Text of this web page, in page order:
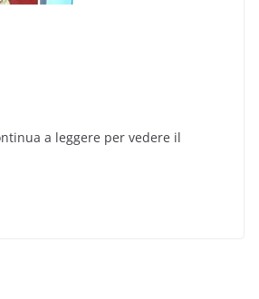
a leggere per vedere il